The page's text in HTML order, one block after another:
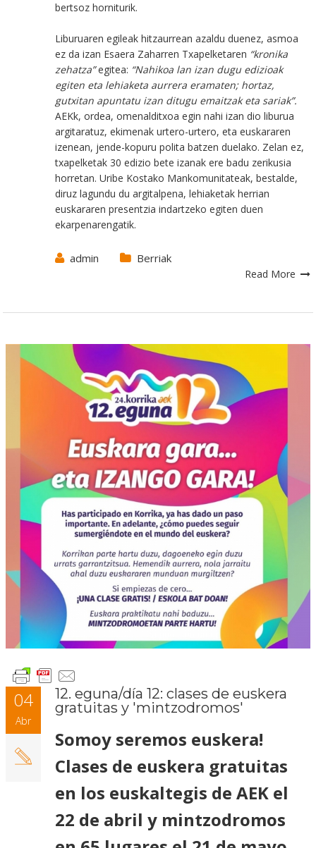
bertsoz horniturik.
Liburuaren egileak hitzaurrean azaldu duenez, asmoa
ez da izan Esaera Zaharren Txapelketaren “kronika
zehatza”egitea: “Nahikoa lan izan dugu edizioak
egiten eta lehiaketa aurrera eramaten; hortaz,
gutxitan apuntatu izan ditugu emaitzak eta sariak”.
AEKk, ordea, omenalditxoa egin nahi izan dio liburua
argitaratuz, ekimenak urtero-urtero, eta euskararen
izenean, jende-kopuru polita batzen duelako. Zelan ez,
txapelketak 30 edizio bete izanak ere badu zerikusia
horretan. Uribe Kostako Mankomunitateak, bestalde,
diruz lagundu du argitalpena, lehiaketak herrian
euskararen presentzia indartzeko egiten duen
ekarpenarengatik.
admin Berriak
Read More
04
Abr
12. eguna/día 12: clases de euskera
gratuitas y 'mintzodromos'
Somoy seremos euskera!
Clases de euskera gratuitas
en los euskaltegis de AEK el
22 de abril y mintzodromos